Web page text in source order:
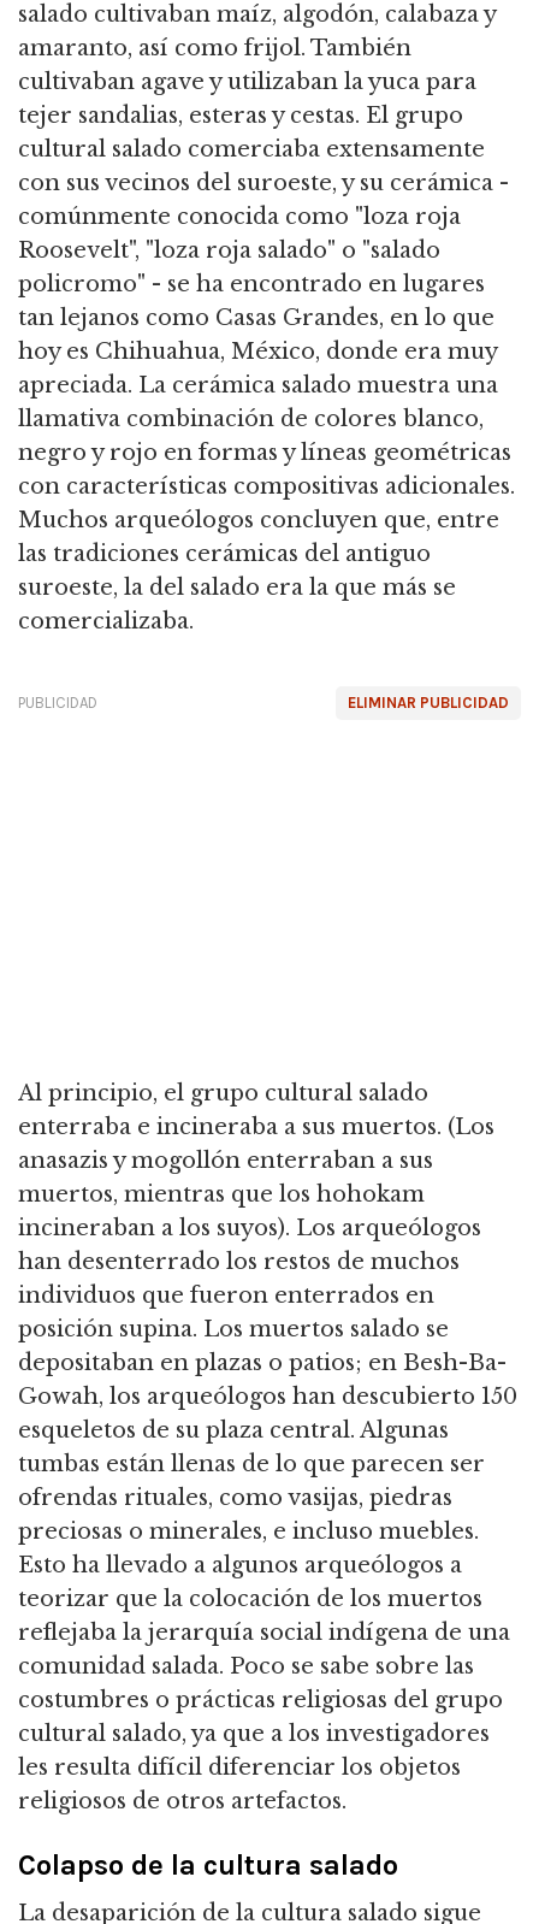
salado cultivaban maíz, algodón, calabaza y
amaranto, así como frijol. También
cultivaban agave y utilizaban la yuca para
tejer sandalias, esteras y cestas. El grupo
cultural salado comerciaba extensamente
con sus vecinos del suroeste, y su cerámica -
comúnmente conocida como "loza roja
Roosevelt", "loza roja salado" o "salado
policromo" - se ha encontrado en lugares
tan lejanos como Casas Grandes, en lo que
hoy es Chihuahua, México, donde era muy
apreciada. La cerámica salado muestra una
llamativa combinación de colores blanco,
negro y rojo en formas y líneas geométricas
con características compositivas adicionales.
Muchos arqueólogos concluyen que, entre
las tradiciones cerámicas del antiguo
suroeste, la del salado era la que más se
comercializaba.
ELIMINAR PUBLICIDAD
PUBLICIDAD
Al principio, el grupo cultural salado
enterraba e incineraba a sus muertos. (Los
anasazis y mogollón enterraban a sus
muertos, mientras que los hohokam
incineraban a los suyos). Los arqueólogos
han desenterrado los restos de muchos
individuos que fueron enterrados en
posición supina. Los muertos salado se
depositaban en plazas o patios; en Besh-Ba-
Gowah, los arqueólogos han descubierto 150
esqueletos de su plaza central. Algunas
tumbas están llenas de lo que parecen ser
ofrendas rituales, como vasijas, piedras
preciosas o minerales, e incluso muebles.
Esto ha llevado a algunos arqueólogos a
teorizar que la colocación de los muertos
reflejaba la jerarquía social indígena de una
comunidad salada. Poco se sabe sobre las
costumbres o prácticas religiosas del grupo
cultural salado, ya que a los investigadores
les resulta difícil diferenciar los objetos
religiosos de otros artefactos.
Colapso de la cultura salado
La desaparición de la cultura salado sigue